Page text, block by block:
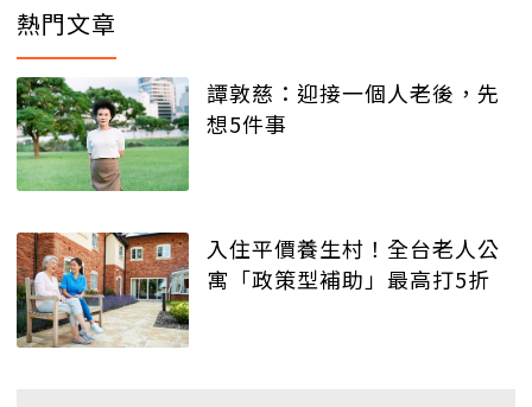
熱門文章
譚敦慈：迎接一個人老後，先
想5件事
入住平價養生村！全台老人公
寓「政策型補助」最高打5折